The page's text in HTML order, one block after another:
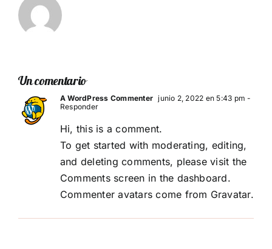
Un comentario
A WordPress Commenter junio 2, 2022 en 5:43 pm -
Responder
Hi, this is a comment.
To get started with moderating, editing,
and deleting comments, please visit the
Comments screen in the dashboard.
Commenter avatars come from Gravatar.